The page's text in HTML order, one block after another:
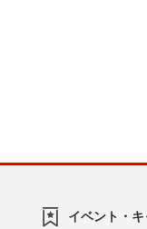
イベント・